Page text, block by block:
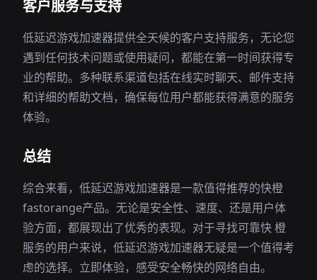
客户服务与支持
低延迟游戏加速器提供全天候的客户支持服务，无论您
遇到任何技术问题或使用疑问，都能在第一时间获得专
业的帮助。多种联系渠道包括在线实时聊天、邮件支持
和详细的帮助文档，确保每位用户都能获得满意的服务
体验。
总结
综合来看，低延迟游戏加速器是一款值得推荐的快橙
fastorange产品。无论是安全性、速度、还是用户体
验方面，都展现出了优秀的表现。对于寻找可靠快 橙
服务的用户来说，低延迟游戏加速器无疑是一个值得考
虑的选择。立即体验，感受安全畅快的网络自由。